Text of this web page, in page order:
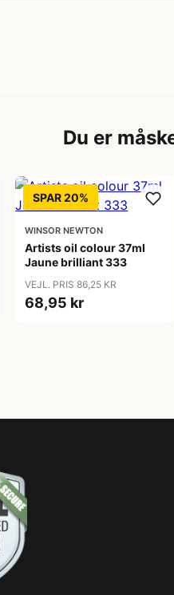
Du er
SPAR 20%
WINSOR NEWTON
Artists oil colour 37ml
Jaune brilliant 333
VEJL. PRIS 86,25 KR
68,95 kr